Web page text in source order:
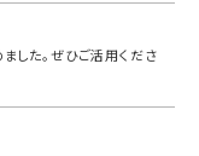
した。ぜひご活用くださ